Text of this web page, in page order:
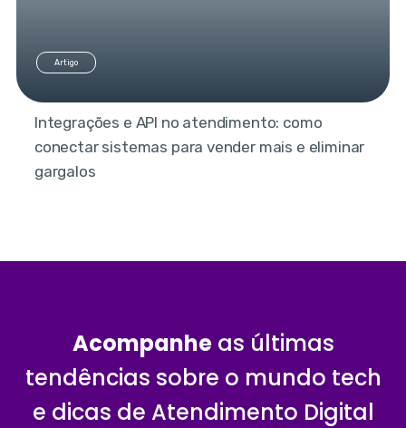
Artigo
Integrações e API no atendimento: como
conectar sistemas para vender mais e eliminar
gargalos
Acompanheas últimas
tendências sobre o mundo tech
e dicas de Atendimento Digital